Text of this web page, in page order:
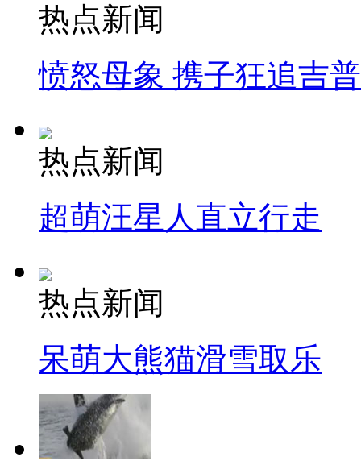
热点新闻
愤怒母象 携子狂追吉
热点新闻
超萌汪星人直立行走
热点新闻
呆萌大熊猫滑雪取乐